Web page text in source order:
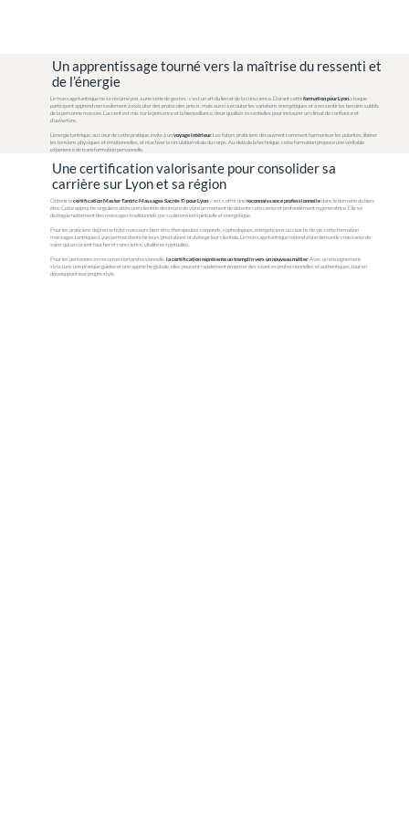
Un apprentissage tourné vers la maîtrise du ressenti et
de l’énergie
Le massage tantrique ne se résume pas à une série de gestes : c’est un art du lien et de la conscience. Durant cetteformation pour Lyon, chaque
participant apprend non seulement à exécuter des protocoles précis, mais aussi à écouter les variations énergétiques et à ressentir les besoins subtils
de la personne massée. L’accent est mis sur la présence et la bienveillance, deux qualités essentielles pour instaurer un climat de confiance et
d’ouverture.
L’énergie tantrique, au cœur de cette pratique, invite à unvoyage intérieur. Les futurs praticiens découvrent comment harmoniser les polarités, libérer
les tensions physiques et émotionnelles, et réactiver la circulation vitale du corps. Au-delà de la technique, cette formation propose une véritable
expérience de transformation personnelle.
Une certification valorisante pour consolider sa
carrière sur Lyon et sa région
Obtenir lacertification Master Tantric Massages Sacrés © pour Lyon , c’est s’offrir unereconnaissance professionnelledans le domaine du bien-
être. Cette approche singulière attire une clientèle désireuse de vivre un moment de détente consciente et profondément régénératrice. Elle se
distingue nettement des massages traditionnels par sa dimension spirituelle et énergétique.
Pour les praticiens déjà en activité masseurs bien-être, thérapeutes corporels, sophrologues, énergéticiens ou coachs de vie, cette formation
massages tantriques Lyon permet d’enrichir leurs prestations et d’élargir leur clientèle. Le massage tantrique répond à une demande croissante de
soins qui associent toucher et conscience, vitalité et spiritualité.
Pour les personnes en reconversion professionnelle,la certification représente un tremplin vers un nouveau métier. Avec un enseignement
structuré, une pratique guidée et une approche globale, elles peuvent rapidement proposer des séances professionnelles et authentiques, tout en
développant leur propre style.